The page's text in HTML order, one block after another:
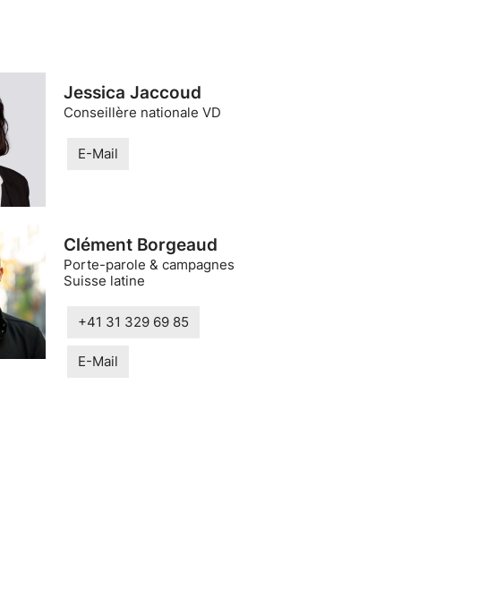
Jessica Jaccoud
Conseillère nationale VD
E-Mail
Clément Borgeaud
Porte-parole & campagnes
Suisse latine
+41 31 329 69 85
E-Mail